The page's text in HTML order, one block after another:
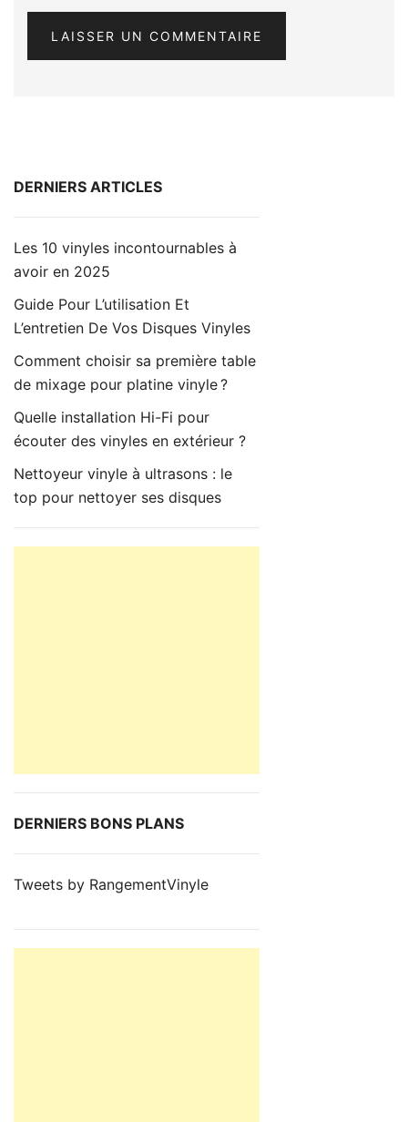
DERNIERS ARTICLES
Les 10 vinyles incontournables à
avoir en 2025
Guide Pour L’utilisation Et
L’entretien De Vos Disques Vinyles
Comment choisir sa première table
de mixage pour platine vinyle ?
Quelle installation Hi-Fi pour
écouter des vinyles en extérieur ?
Nettoyeur vinyle à ultrasons : le
top pour nettoyer ses disques
DERNIERS BONS PLANS
Tweets by RangementVinyle